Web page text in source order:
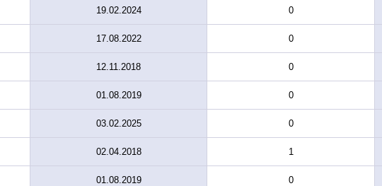
19.02.2024 0
17.08.2022 0
12.11.2018 0
01.08.2019 0
03.02.2025 0
02.04.2018 1
01.08.2019 0